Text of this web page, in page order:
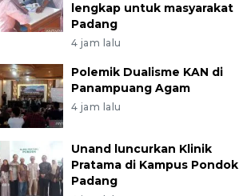
lengkap untuk masyarakat
Padang
4 jam lalu
Polemik Dualisme KAN di
Panampuang Agam
4 jam lalu
Unand luncurkan Klinik
Pratama di Kampus Pondok
Padang